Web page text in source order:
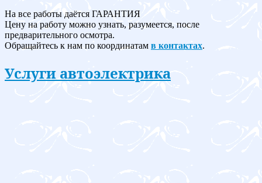
На все работы даётся ГАРАНТИЯ
Цену на работу можно узнать, разумеется, после
предварительного осмотра.
Обращайтесь к нам по координатам в контактах.
Услуги автоэлектрика